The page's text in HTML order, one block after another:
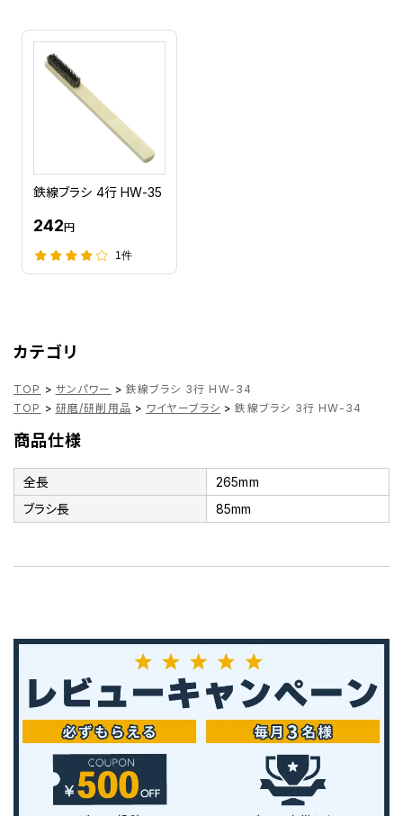
鉄線ブラシ 4行 HW-35
242円
1件
カテゴリ
TOP > サンパワー > 鉄線ブラシ 3行 HW-34
TOP > 研磨/研削用品 > ワイヤーブラシ > 鉄線ブラシ 3行 HW-34
商品仕様
全長
265mm
ブラシ長
85mm